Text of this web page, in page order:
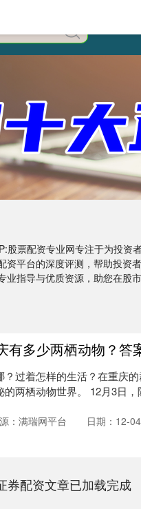
票配资专业网专注于为投资
平台的深度评测，帮助投资
指导与优质资源，助您在股市
有多少两栖动物？答
？过着怎样的生活？在重庆
的两栖动物世界。 12月3日
：满瑞网平台 日期：12-04
券配资文章已加载完成